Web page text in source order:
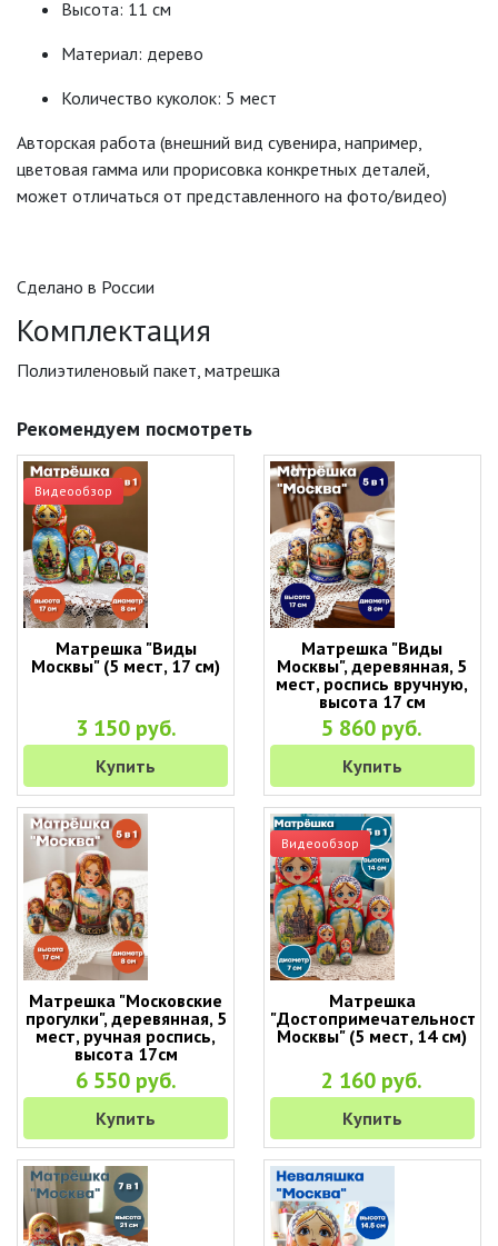
Высота: 11 см
Материал: дерево
Количество куколок: 5 мест
Авторская работа (внешний вид сувенира, например,
цветовая гамма или прорисовка конкретных деталей,
может отличаться от представленного на фото/видео)
Сделано в России
Комплектация
Полиэтиленовый пакет, матрешка
Рекомендуем посмотреть
Видеообзор
Матрешка "Виды
Москвы" (5 мест, 17 см)
3 150 руб.
Купить
Матрешка "Виды
Москвы", деревянная, 5
мест, роспись вручную,
высота 17 см
5 860 руб.
Купить
Матрешка "Московские
прогулки", деревянная, 5
мест, ручная роспись,
высота 17см
6 550 руб.
Купить
Видеообзор
Матрешка
"Достопримечательности
Москвы" (5 мест, 14 см)
2 160 руб.
Купить